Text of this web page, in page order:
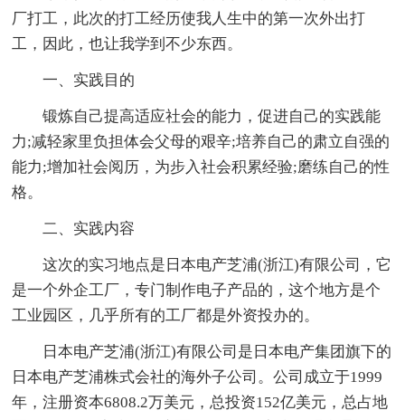
厂打工，此次的打工经历使我人生中的第一次外出打
工，因此，也让我学到不少东西。
一、实践目的
锻炼自己提高适应社会的能力，促进自己的实践能
力;减轻家里负担体会父母的艰辛;培养自己的肃立自强的
能力;增加社会阅历，为步入社会积累经验;磨练自己的性
格。
二、实践内容
这次的实习地点是日本电产芝浦(浙江)有限公司，它
是一个外企工厂，专门制作电子产品的，这个地方是个
工业园区，几乎所有的工厂都是外资投办的。
日本电产芝浦(浙江)有限公司是日本电产集团旗下的
日本电产芝浦株式会社的海外子公司。公司成立于1999
年，注册资本6808.2万美元，总投资152亿美元，总占地